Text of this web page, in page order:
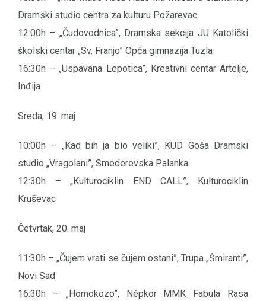
Dramski studio centra za kulturu Požarevac
12:00h – „Čudovodnica”, Dramska sekcija JU Katolički
školski centar „Sv. Franjo” Opća gimnazija Tuzla
16:30h – „Uspavana Lepotica”, Kreativni centar Artelje,
Inđija
Sreda, 19. maj
10:00h – „Kad bih ja bio veliki”, KUD Goša Dramski
studio „Vragolani”, Smederevska Palanka
12:30h – „Kulturociklin END CALL”, Kulturociklin
Kruševac
Četvrtak, 20. maj
11:30h – „Čujem vrati se čujem ostani”, Trupa „Šmiranti”,
Novi Sad
16:30h – „Homokozo”, Népkör MMK Fabula Rasa